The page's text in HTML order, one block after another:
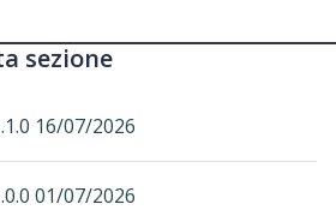
sezione
16/07/2026
01/07/2026